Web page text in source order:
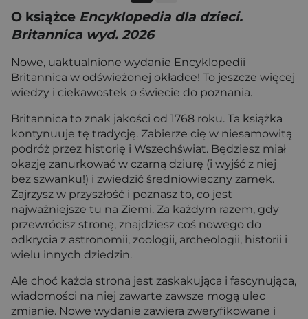
O książce Encyklopedia dla dzieci.
Britannica wyd. 2026
Nowe, uaktualnione wydanie Encyklopedii
Britannica w odświeżonej okładce! To jeszcze więcej
wiedzy i ciekawostek o świecie do poznania.
Britannica to znak jakości od 1768 roku. Ta książka
kontynuuje tę tradycję. Zabierze cię w niesamowitą
podróż przez historię i Wszechświat. Będziesz miał
okazję zanurkować w czarną dziurę (i wyjść z niej
bez szwanku!) i zwiedzić średniowieczny zamek.
Zajrzysz w przyszłość i poznasz to, co jest
najważniejsze tu na Ziemi. Za każdym razem, gdy
przewrócisz stronę, znajdziesz coś nowego do
odkrycia z astronomii, zoologii, archeologii, historii i
wielu innych dziedzin.
Ale choć każda strona jest zaskakująca i fascynująca,
wiadomości na niej zawarte zawsze mogą ulec
zmianie. Nowe wydanie zawiera zweryfikowane i